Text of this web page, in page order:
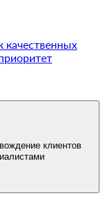
качественных
клиентов